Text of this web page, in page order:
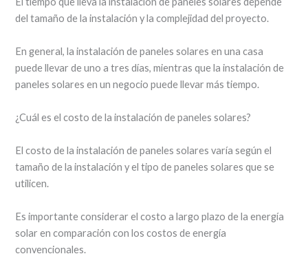
del tamaño de la instalación y la complejidad del proyecto.
En general, la instalación de paneles solares en una casa
puede llevar de uno a tres días, mientras que la instalación de
paneles solares en un negocio puede llevar más tiempo.
¿Cuál es el costo de la instalación de paneles solares?
El costo de la instalación de paneles solares varía según el
tamaño de la instalación y el tipo de paneles solares que se
utilicen.
Es importante considerar el costo a largo plazo de la energía
solar en comparación con los costos de energía
convencionales.